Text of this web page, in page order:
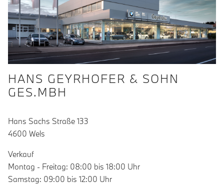
HANS GEYRHOFER & SOHN
GES.MBH
Hans Sachs Straße 133
4600 Wels
Verkauf
Montag - Freitag: 08:00 bis 18:00 Uhr
Samstag: 09:00 bis 12:00 Uhr